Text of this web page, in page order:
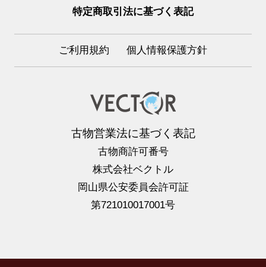
特定商取引法に基づく表記
ご利用規約 個人情報保護方針
古物営業法に基づく表記
古物商許可番号
株式会社ベクトル
岡山県公安委員会許可証
第721010017001号